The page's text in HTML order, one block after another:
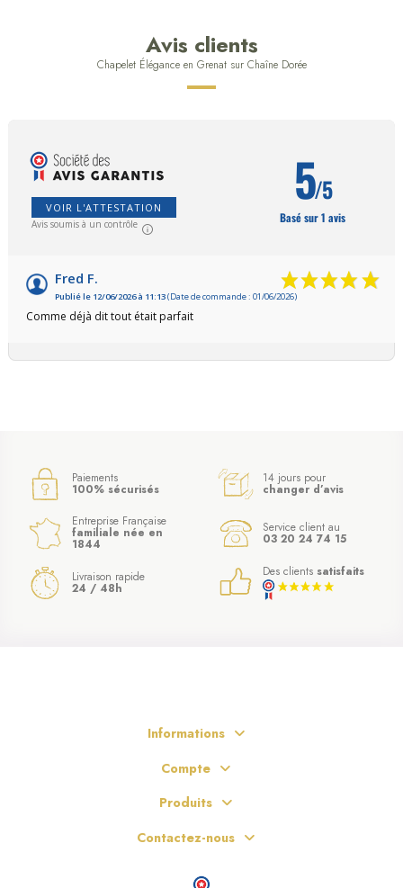
Avis clients
Chapelet Élégance en Grenat sur Chaîne Dorée
VOIR L'ATTESTATION
Avis soumis à un contrôle
5/5
Basé sur 1 avis
Fred F.
Publié le 12/06/2026 à 11:13(Date de commande : 01/06/2026)
Comme déjà dit tout était parfait
Paiements
100% sécurisés
14 jours pour
changer d’avis
Entreprise Française
familiale née en
1844
Service client au
03 20 24 74 15
Livraison rapide
24 / 48h
Des clients satisfaits
Informations
Compte
Produits
Contactez-nous